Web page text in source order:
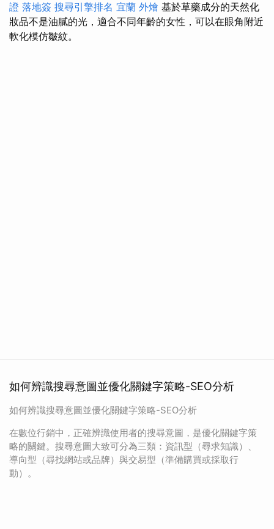
證 落地簽 搜尋引擎排名 宜蘭 外燴 基於草藥成分的天然化
妝品不是油膩的光，適合不同年齡的女性，可以在眼角附近
軟化模仿皺紋。
如何辨識搜尋意圖並優化關鍵字策略-SEO分析
如何辨識搜尋意圖並優化關鍵字策略-SEO分析
在數位行銷中，正確辨識使用者的搜尋意圖，是優化關鍵字策
略的關鍵。搜尋意圖大致可分為三類：資訊型（尋求知識）、
導向型（尋找網站或品牌）與交易型（準備購買或採取行
動）。